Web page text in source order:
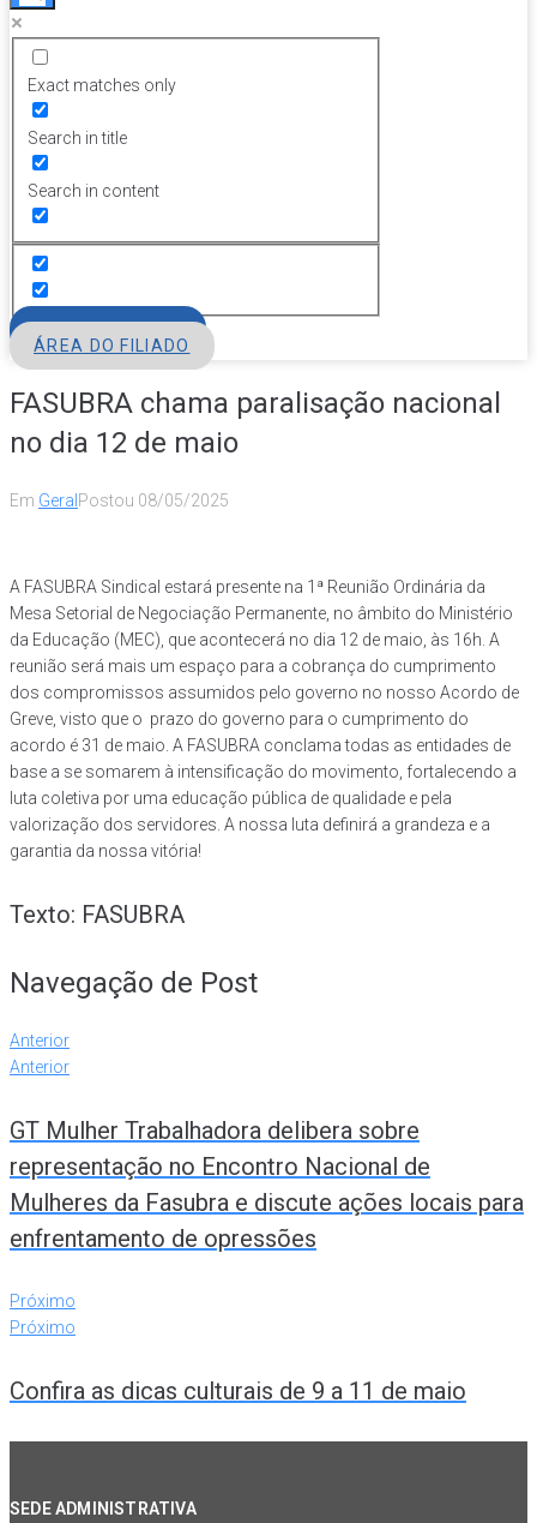
Exact matches only
Search in title
Search in content
ÁREA DO FILIADO
FASUBRA chama paralisação nacional
no dia 12 de maio
Em Geral Postou 08/05/2025
A FASUBRA Sindical estará presente na 1ª Reunião Ordinária da
Mesa Setorial de Negociação Permanente, no âmbito do Ministério
da Educação (MEC), que acontecerá no dia 12 de maio, às 16h. A
reunião será mais um espaço para a cobrança do cumprimento
dos compromissos assumidos pelo governo no nosso Acordo de
Greve, visto que o prazo do governo para o cumprimento do
acordo é 31 de maio. A FASUBRA conclama todas as entidades de
base a se somarem à intensificação do movimento, fortalecendo a
luta coletiva por uma educação pública de qualidade e pela
valorização dos servidores. A nossa luta definirá a grandeza e a
garantia da nossa vitória!
Texto: FASUBRA
Navegação de Post
Anterior
Anterior
GT Mulher Trabalhadora delibera sobre
representação no Encontro Nacional de
Mulheres da Fasubra e discute ações locais para
enfrentamento de opressões
Próximo
Próximo
Confira as dicas culturais de 9 a 11 de maio
SEDE ADMINISTRATIVA